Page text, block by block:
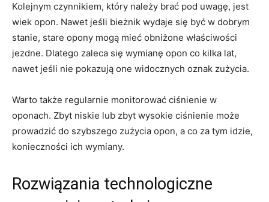
Kolejnym czynnikiem, który należy brać pod uwagę, jest
wiek opon. Nawet⁣ jeśli bieżnik ‌wydaje się być w dobrym
stanie, stare opony mogą mieć obniżone ⁣właściwości
jezdne. ​Dlatego zaleca się wymianę opon co kilka lat,
nawet jeśli ‌nie pokazują one widocznych oznak ⁢zużycia.
Warto⁤ także regularnie monitorować ⁢ciśnienie w
oponach. Zbyt niskie lub zbyt wysokie ciśnienie może
prowadzić do szybszego zużycia opon, a co za tym idzie,
konieczności ich wymiany.
Rozwiązania technologiczne